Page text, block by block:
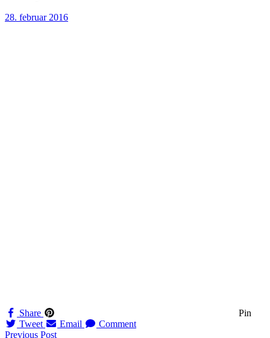
28. februar 2016
Share
Pin
Tweet
Email Comment
Previous Post